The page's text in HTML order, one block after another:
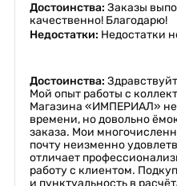
Достоинства: Заказы
качественно! Благодарю!
Недостатки: Недостатки
Достоинства:
Мой опыт работы с
Магазина «ИМПЕРИАЛ»
времени, но довольно
заказа. Мои
почту неизменно
отличает
работу с клиентом.